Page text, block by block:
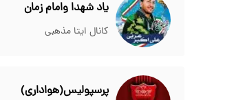
یاد شهدا وامام زمان
کانال ایتا مذهبی
پرسپولیس(هواداری)